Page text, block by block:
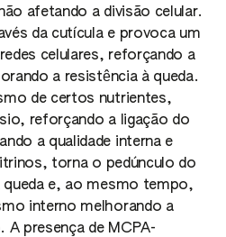
afetando a divisão celular.
da cutícula e provoca um
celulares, reforçando a
a resistência à queda.
de certos nutrientes,
reforçando a ligação do
a qualidade interna e
torna o pedúnculo do
e, ao mesmo tempo,
interno melhorando a
A presença de MCPA-